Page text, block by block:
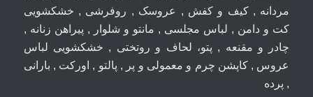
مردانه , کیف و کفش , عروسک , روفرشی , خشکشویی
کت و دامن , لباس مجلسی , مانتو و شلوار , پیراهن زنانه ,
چادر و مقنعه , پتو، لحاف و روتختی , خشکشویی لباس
عروس , کاپشن چرم و معمولی و پر , پالتو , اورکت , بارانی
, پرده